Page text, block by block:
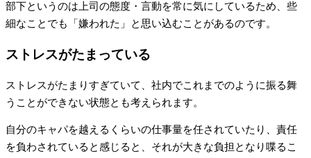
部下というのは上司の態度・言動を常に気にしているため、些
細なことでも「嫌われた」と思い込むことがあるのです。
ストレスがたまっている
ストレスがたまりすぎていて、社内でこれまでのように振る舞
うことができない状態とも考えられます。
自分のキャパを越えるくらいの仕事量を任されていたり、責任
を負わされていると感じると、それが大きな負担となり喋るこ